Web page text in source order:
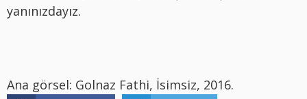
yanınızdayız.
Ana görsel: Golnaz Fathi, İsimsiz, 2016.